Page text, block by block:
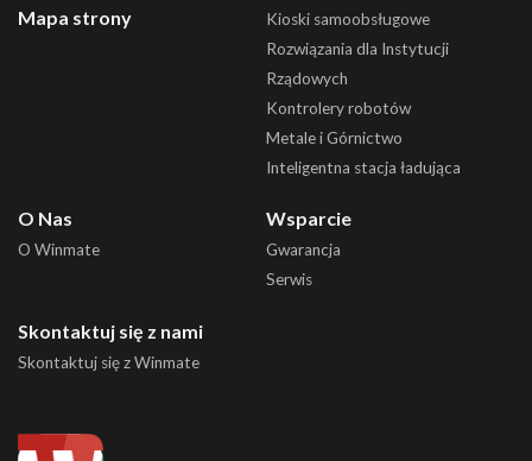
Mapa strony
Kioski samoobsługowe
Rozwiązania dla Instytucji
Rządowych
Kontrolery robotów
Metale i Górnictwo
Inteligentna stacja ładująca
O Nas
O Winmate
Wsparcie
Gwarancja
Serwis
Skontaktuj się z nami
Skontaktuj się z Winmate